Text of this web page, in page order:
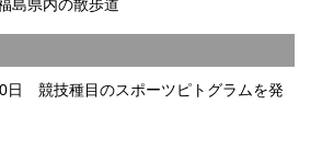
島県内の散歩道
日 競技種目のスポーツピトグラムを発